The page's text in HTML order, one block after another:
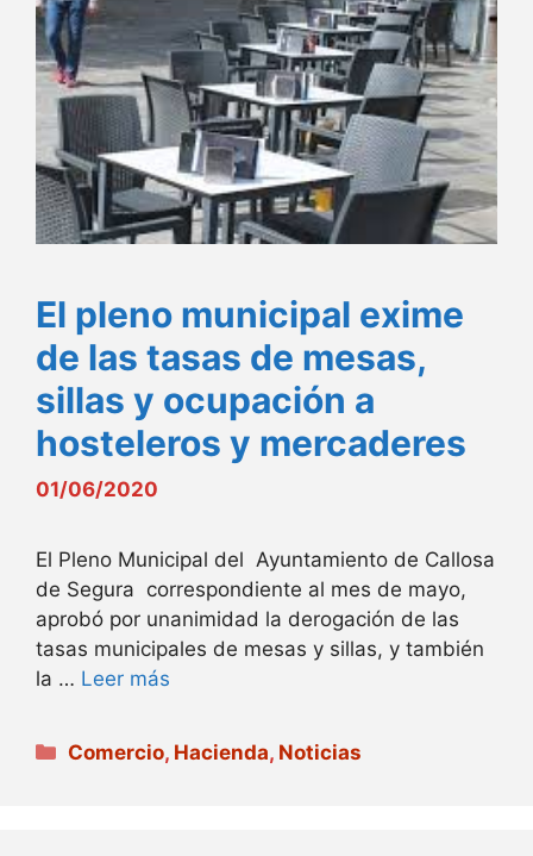
El pleno municipal exime
de las tasas de mesas,
sillas y ocupación a
hosteleros y mercaderes
01/06/2020
El Pleno Municipal del Ayuntamiento de Callosa
de Segura correspondiente al mes de mayo,
aprobó por unanimidad la derogación de las
tasas municipales de mesas y sillas, y también
la … Leer más
Categorías
Comercio, Hacienda, Noticias